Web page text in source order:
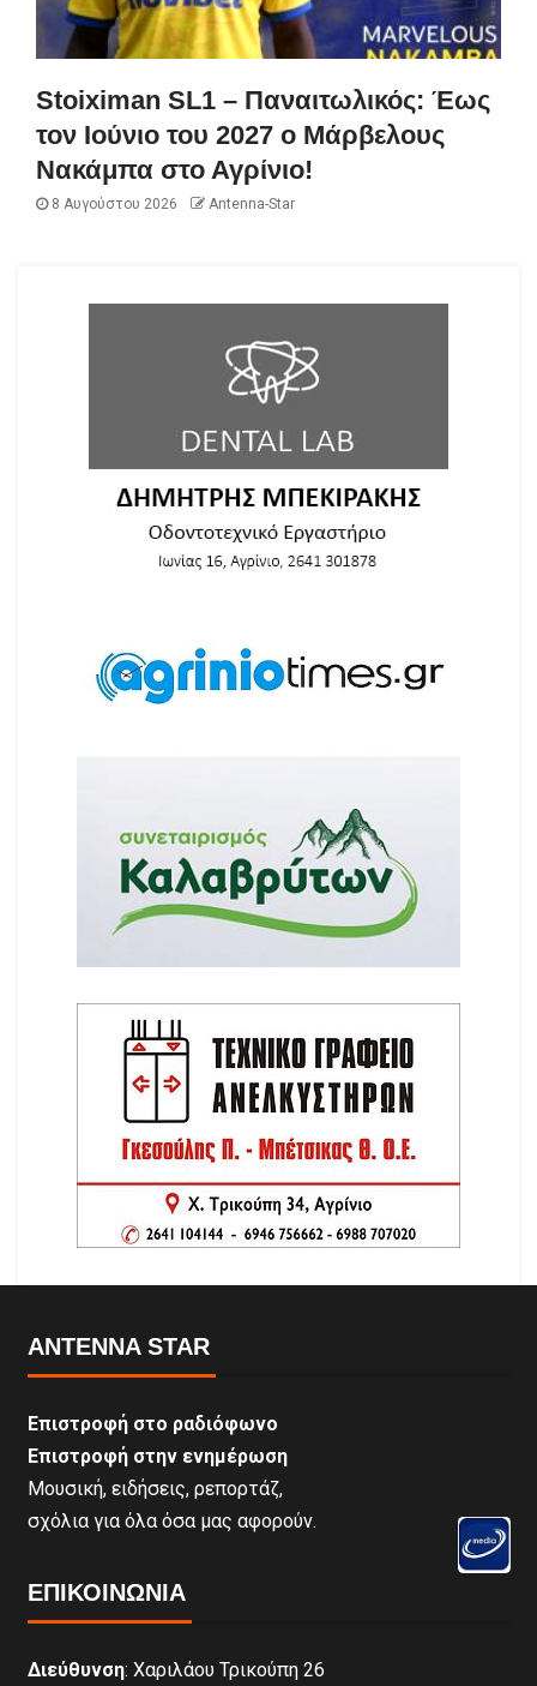
Stoiximan SL1 – Παναιτωλικός: Έως
τον Ιούνιο του 2027 ο Μάρβελους
Νακάμπα στο Αγρίνιο!
8 Αυγούστου 2026 Antenna-Star
ANTENNA STAR
Επιστροφή στο ραδιόφωνο
Επιστροφή στην ενημέρωση
Μουσική, ειδήσεις, ρεπορτάζ,
σχόλια για όλα όσα μας αφορούν.
ΕΠΙΚΟΙΝΩΝΊΑ
Διεύθυνση: Χαριλάου Τρικούπη 26